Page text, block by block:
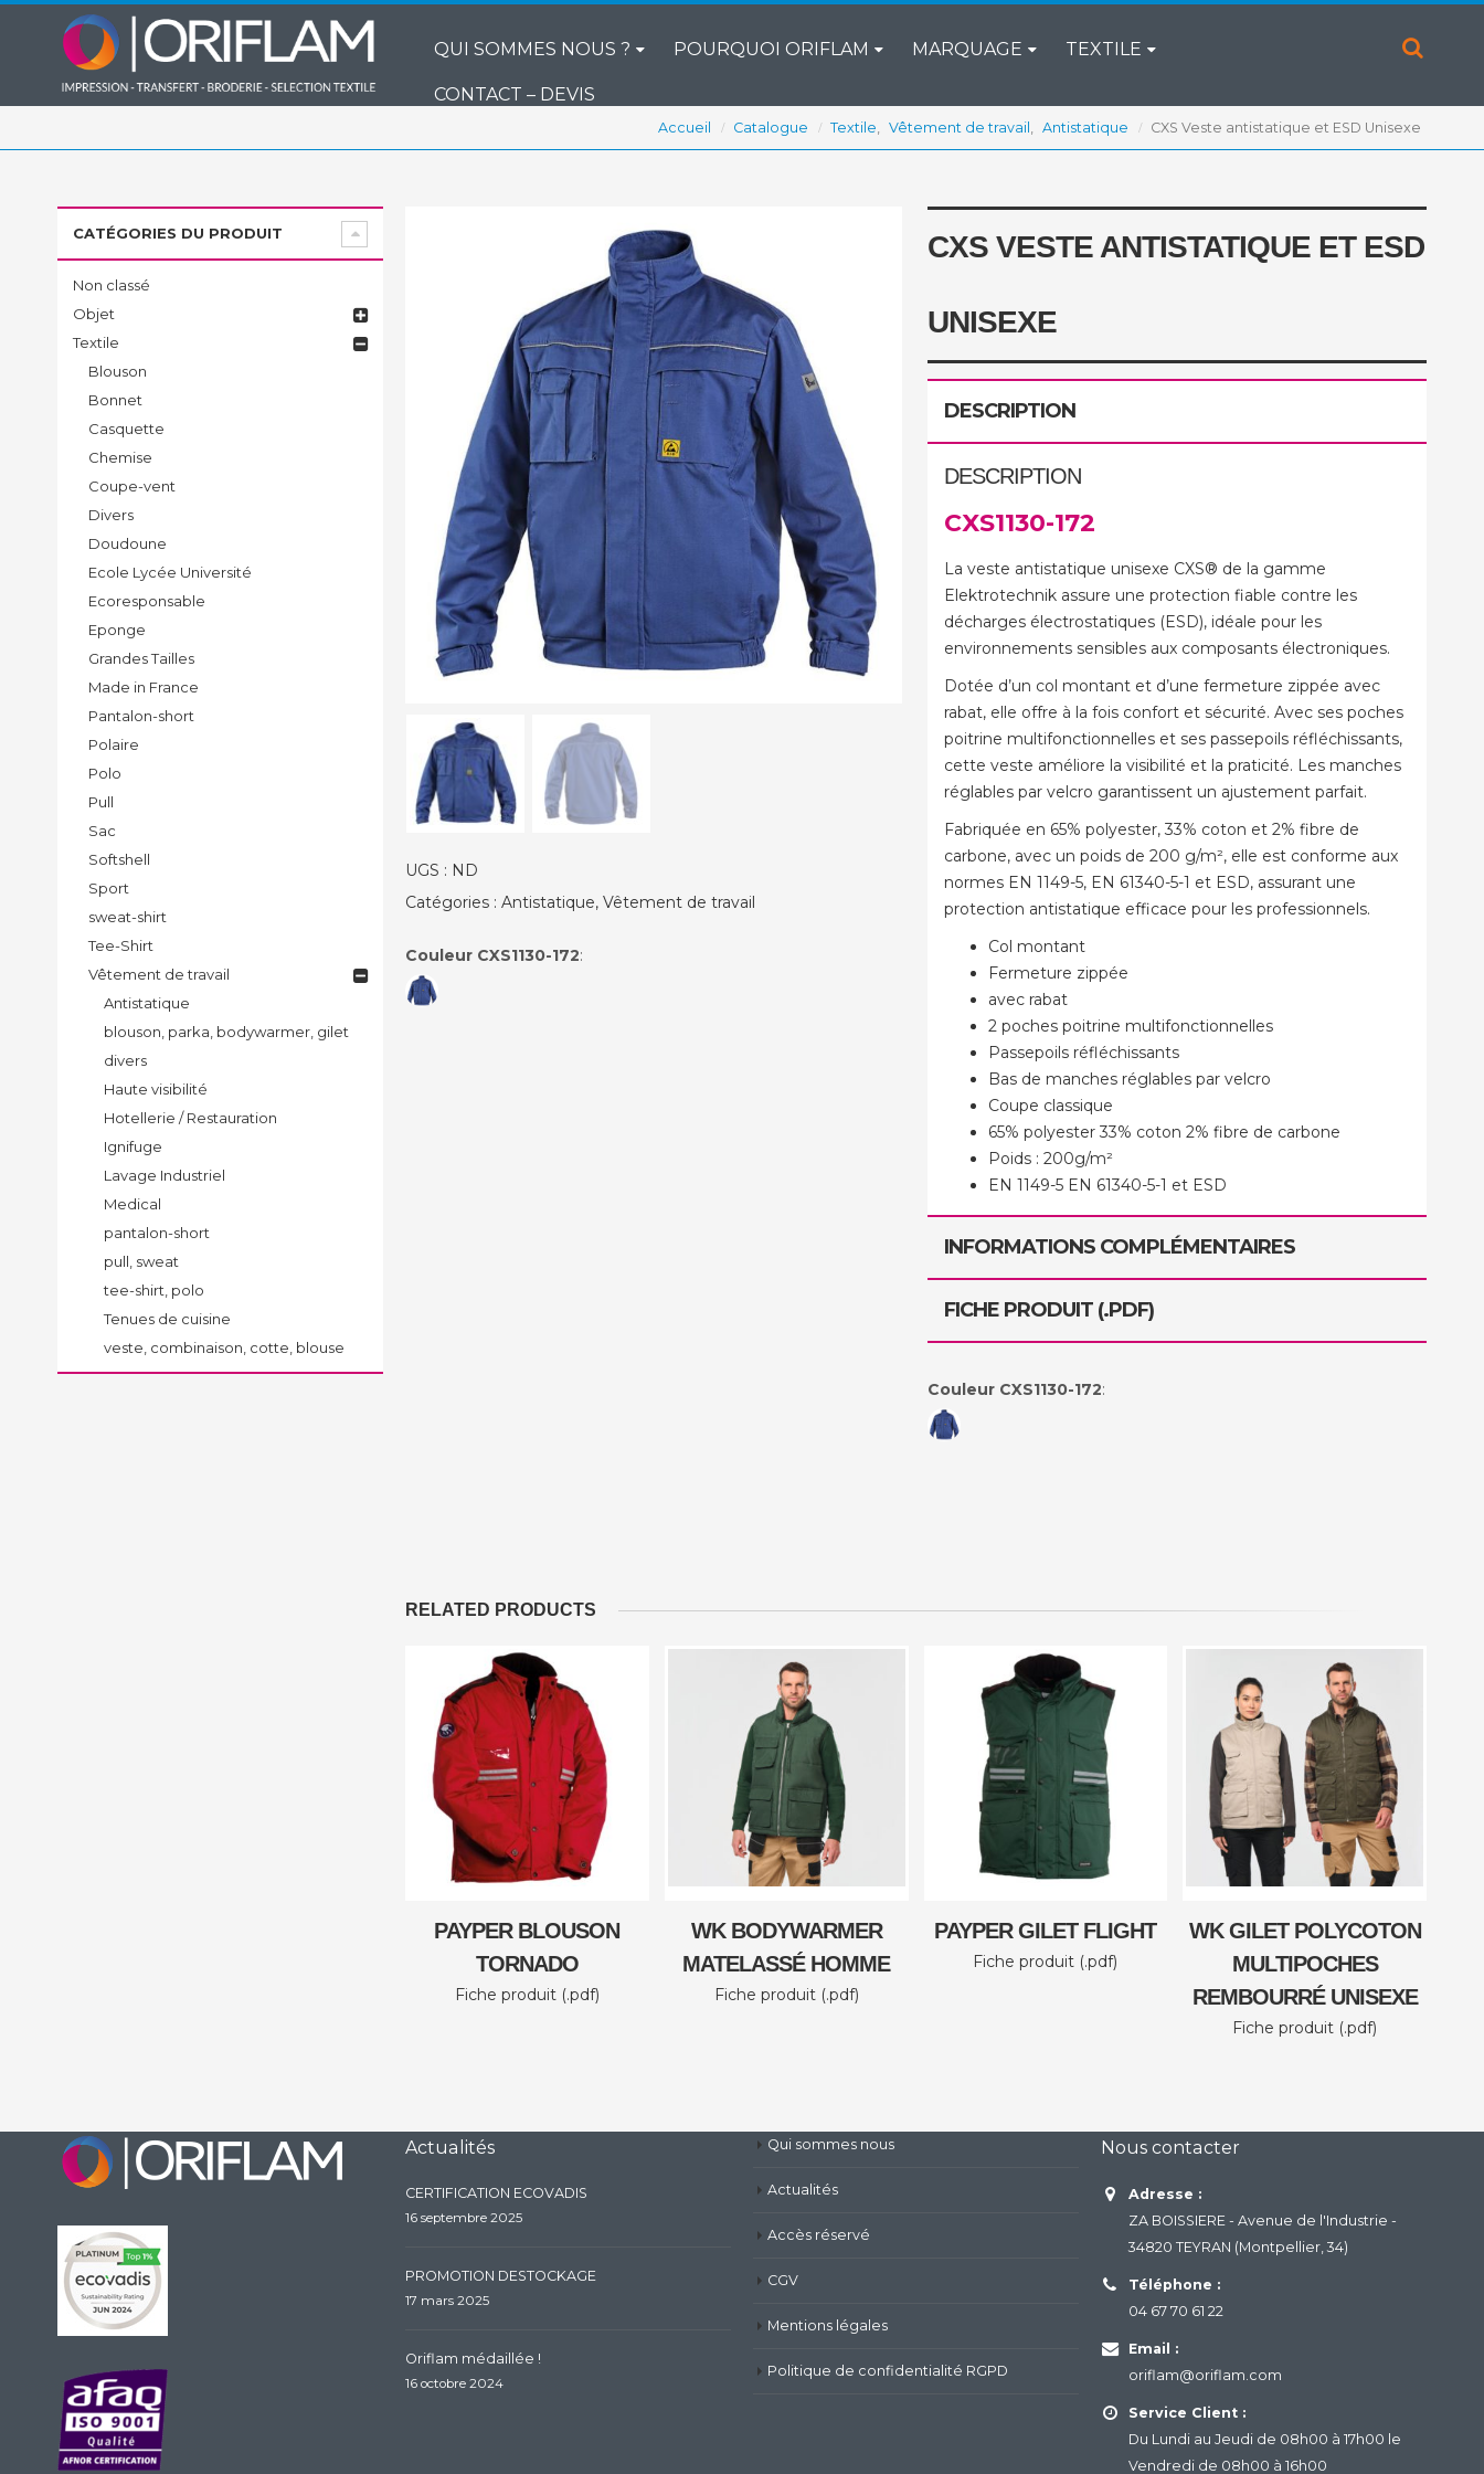
QUI SOMMES NOUS ? POURQUOI ORIFLAM MARQUAGE TEXTILE
CONTACT – DEVIS
Accueil Catalogue Textile, Vêtement de travail , Antistatique CXS Veste antistatique et ESD Unisexe
UGS : ND
Catégories : Antistatique, Vêtement de travail
Couleur CXS1130-172:
CXS VESTE ANTISTATIQUE ET ESD
UNISEXE
DESCRIPTION
DESCRIPTION
CXS1130-172
La veste antistatique unisexe CXS® de la gamme
Elektrotechnik assure une protection fiable contre les
décharges électrostatiques (ESD), idéale pour les
environnements sensibles aux composants électroniques.
Dotée d’un col montant et d’une fermeture zippée avec
rabat, elle offre à la fois confort et sécurité. Avec ses poches
poitrine multifonctionnelles et ses passepoils réfléchissants,
cette veste améliore la visibilité et la praticité. Les manches
réglables par velcro garantissent un ajustement parfait.
Fabriquée en 65% polyester, 33% coton et 2% fibre de
carbone, avec un poids de 200 g/m², elle est conforme aux
normes EN 1149-5, EN 61340-5-1 et ESD, assurant une
protection antistatique efficace pour les professionnels.
Col montant
Fermeture zippée
avec rabat
2 poches poitrine multifonctionnelles
Passepoils réfléchissants
Bas de manches réglables par velcro
Coupe classique
65% polyester 33% coton 2% fibre de carbone
Poids : 200g/m²
EN 1149-5 EN 61340-5-1 et ESD
INFORMATIONS COMPLÉMENTAIRES
FICHE PRODUIT (.PDF)
Couleur CXS1130-172:
RELATED PRODUCTS
PAYPER BLOUSON
TORNADO
Fiche produit (.pdf)
WK BODYWARMER
MATELASSÉ HOMME
Fiche produit (.pdf)
PAYPER GILET FLIGHT
Fiche produit (.pdf)
WK GILET POLYCOTON
MULTIPOCHES
REMBOURRÉ UNISEXE
Fiche produit (.pdf)
CATÉGORIES DU PRODUIT
Non classé
Objet
Textile
Blouson
Bonnet
Casquette
Chemise
Coupe-vent
Divers
Doudoune
Ecole Lycée Université
Ecoresponsable
Eponge
Grandes Tailles
Made in France
Pantalon-short
Polaire
Polo
Pull
Sac
Softshell
Sport
sweat-shirt
Tee-Shirt
Vêtement de travail
Antistatique
blouson, parka, bodywarmer, gilet
divers
Haute visibilité
Hotellerie / Restauration
Ignifuge
Lavage Industriel
Medical
pantalon-short
pull, sweat
tee-shirt, polo
Tenues de cuisine
veste, combinaison, cotte, blouse
Actualités
CERTIFICATION ECOVADIS
16 septembre 2025
PROMOTION DESTOCKAGE
17 mars 2025
Oriflam médaillée !
16 octobre 2024
Qui sommes nous
Actualités
Accès réservé
CGV
Mentions légales
Politique de confidentialité RGPD
Nous contacter
Adresse :
ZA BOISSIERE - Avenue de l'Industrie -
34820 TEYRAN (Montpellier, 34)
Téléphone :
04 67 70 61 22
Email :
oriflam@oriflam.com
Service Client :
Du Lundi au Jeudi de 08h00 à 17h00 le
Vendredi de 08h00 à 16h00